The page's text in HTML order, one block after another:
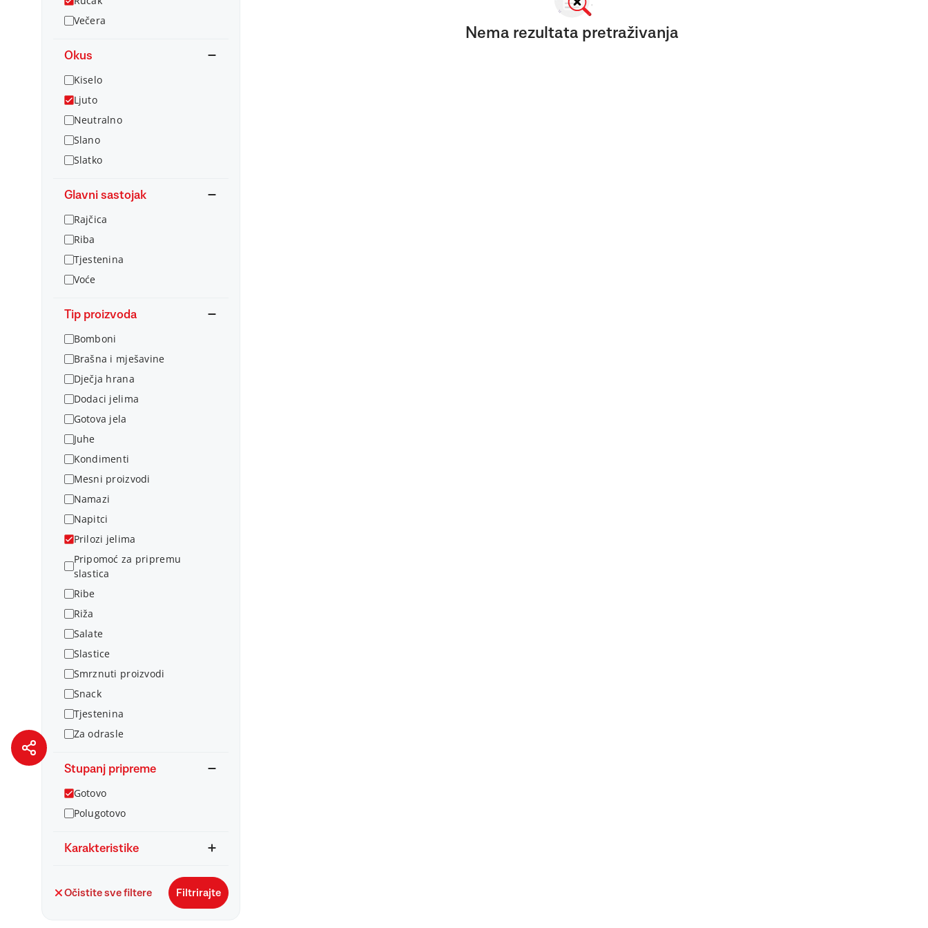
Večera
Okus
Kiselo
Ljuto
Neutralno
Slano
Slatko
Glavni sastojak
Rajčica
Riba
Tjestenina
Voće
Tip proizvoda
Bomboni
Brašna i mješavine
Dječja hrana
Dodaci jelima
Gotova jela
Juhe
Kondimenti
Mesni proizvodi
Namazi
Napitci
Prilozi jelima
Pripomoć za pripremu
slastica
Ribe
Riža
Salate
Slastice
Smrznuti proizvodi
Snack
Tjestenina
Za odrasle
Stupanj pripreme
Gotovo
Polugotovo
Karakteristike
Očistite sve filtere Filtrirajte
Nema rezultata pretraživanja